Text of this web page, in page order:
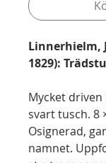
Linnerhielm,
1829):
Mycket
svart tusch. 8
Osignerad,
namnet.